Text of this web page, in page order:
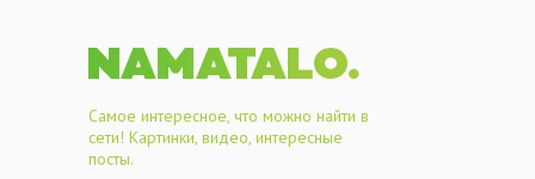
Самое интересное, что можно найти в
сети! Картинки, видео, интересные
посты.